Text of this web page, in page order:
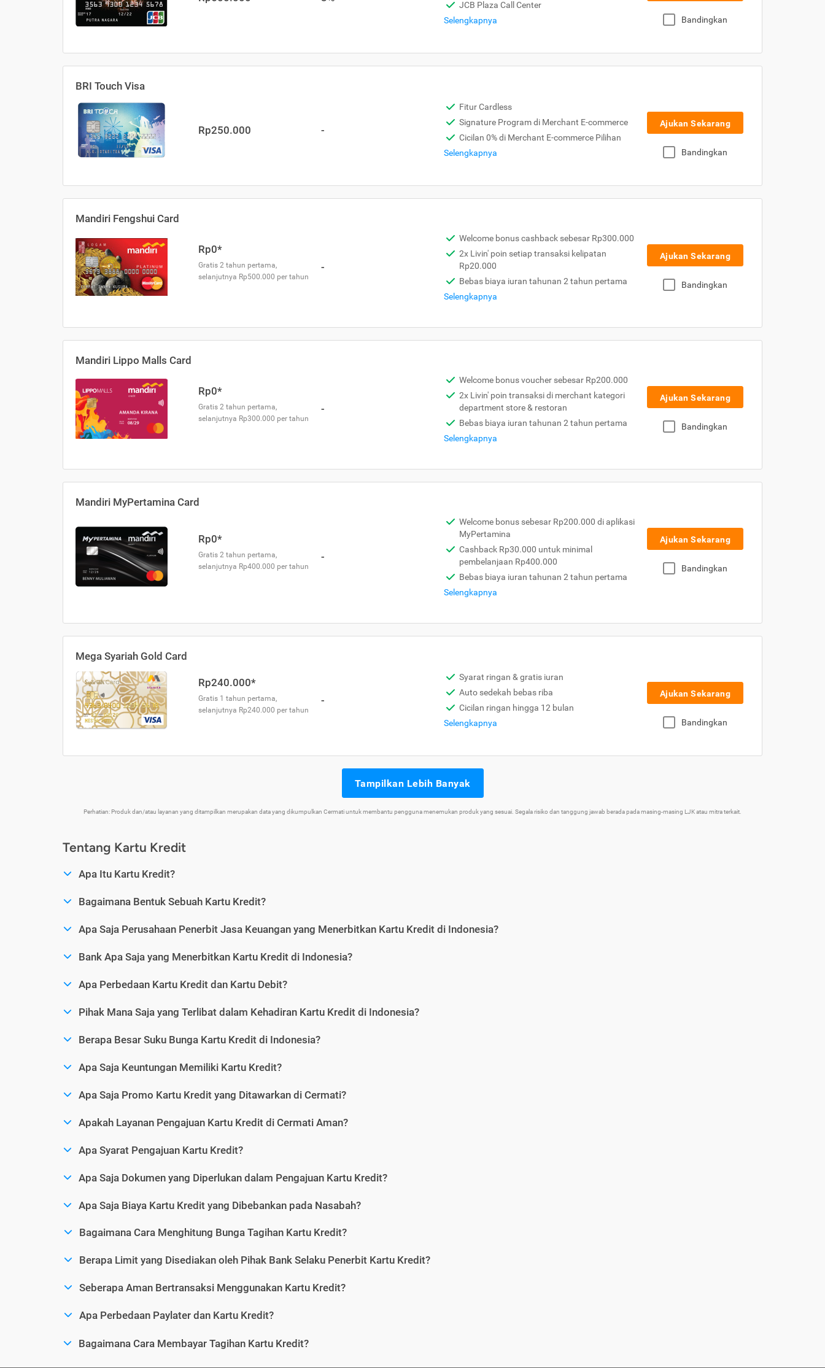
JCB Plaza Call Center
Selengkapnya
Bandingkan
BRI Touch Visa
Rp250.000 -
Fitur Cardless
Signature Program di Merchant E-commerce
Cicilan 0% di Merchant E-commerce Pilihan
Selengkapnya
Ajukan Sekarang
Bandingkan
Mandiri Fengshui Card
Rp0*
Gratis 2 tahun pertama,
selanjutnya Rp500.000 per tahun
-
Welcome bonus cashback sebesar Rp300.000
2x Livin' poin setiap transaksi kelipatan
Rp20.000
Bebas biaya iuran tahunan 2 tahun pertama
Selengkapnya
Ajukan Sekarang
Bandingkan
Mandiri Lippo Malls Card
Rp0*
Gratis 2 tahun pertama,
selanjutnya Rp300.000 per tahun
-
Welcome bonus voucher sebesar Rp200.000
2x Livin' poin transaksi di merchant kategori
department store & restoran
Bebas biaya iuran tahunan 2 tahun pertama
Selengkapnya
Ajukan Sekarang
Bandingkan
Mandiri MyPertamina Card
Rp0*
Gratis 2 tahun pertama,
selanjutnya Rp400.000 per tahun
-
Welcome bonus sebesar Rp200.000 di aplikasi
MyPertamina
Cashback Rp30.000 untuk minimal
pembelanjaan Rp400.000
Bebas biaya iuran tahunan 2 tahun pertama
Selengkapnya
Ajukan Sekarang
Bandingkan
Mega Syariah Gold Card
Rp240.000*
Gratis 1 tahun pertama,
selanjutnya Rp240.000 per tahun
-
Syarat ringan & gratis iuran
Auto sedekah bebas riba
Cicilan ringan hingga 12 bulan
Selengkapnya
Ajukan Sekarang
Bandingkan
Tampilkan Lebih Banyak
Perhatian: Produk dan/atau layanan yang ditampilkan merupakan data yang dikumpulkan Cermati untuk membantu pengguna menemukan produk yang sesuai. Segala risiko dan tanggung jawab berada pada masing-masing LJK atau mitra terkait.
Tentang Kartu Kredit
Apa Itu Kartu Kredit?
Bagaimana Bentuk Sebuah Kartu Kredit?
Apa Saja Perusahaan Penerbit Jasa Keuangan yang Menerbitkan Kartu Kredit di Indonesia?
Bank Apa Saja yang Menerbitkan Kartu Kredit di Indonesia?
Apa Perbedaan Kartu Kredit dan Kartu Debit?
Pihak Mana Saja yang Terlibat dalam Kehadiran Kartu Kredit di Indonesia?
Berapa Besar Suku Bunga Kartu Kredit di Indonesia?
Apa Saja Keuntungan Memiliki Kartu Kredit?
Apa Saja Promo Kartu Kredit yang Ditawarkan di Cermati?
Apakah Layanan Pengajuan Kartu Kredit di Cermati Aman?
Apa Syarat Pengajuan Kartu Kredit?
Apa Saja Dokumen yang Diperlukan dalam Pengajuan Kartu Kredit?
Apa Saja Biaya Kartu Kredit yang Dibebankan pada Nasabah?
Bagaimana Cara Menghitung Bunga Tagihan Kartu Kredit?
Berapa Limit yang Disediakan oleh Pihak Bank Selaku Penerbit Kartu Kredit?
Seberapa Aman Bertransaksi Menggunakan Kartu Kredit?
Apa Perbedaan Paylater dan Kartu Kredit?
Bagaimana Cara Membayar Tagihan Kartu Kredit?